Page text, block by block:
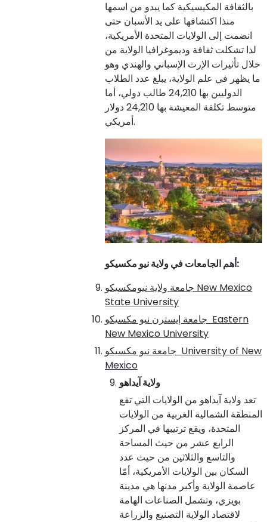
بالثقافة المكيسيكية كما يبدو من اسمها
منذا اكتشافها على يد الأسبان حتى
انضمت إلى الولايات المتحدة الأمريكية،
لذا تشكلت ثقافة وديموغرافيا الولاية من
خلال تأثيرات الإرث الإسباني والهندي وهو
ما يظهر في علم الولاية، يبلغ عدد الطلاب
الدوليين بها 24,210 طالب دولي، أما
متوسط تكلفة المعيشة بها 24,210 دولار
أمريكي.
أهم الجامعات في ولاية نيو مكسيكو:
New Mexico
State University
جامعة إيسترن نيو مكسيكو Eastern
New Mexico University
جامعة نيو مكسيكو University of New
Mexico
ولاية آيداهو
تعد ولاية آيداهو من الولايات التي تقع
المنطقة الشمالية الغربية من الولايات
المتحدة، ويقع ترتيبها في المركز
الرابع عشر من حيث المساحة
والتاسع والثلاثين من حيث عدد
السكان بين الولايات الأمريكية، أمّا
عاصمة الولاية وأكبر مدنها هي مدينة
بويزي، وتشمل الصناعات الهامة
لاقتصاد الولاية التصنيع والزراعة